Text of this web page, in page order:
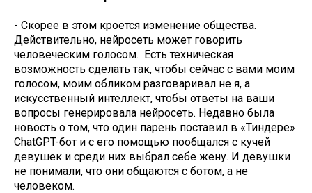
- Скорее в этом кроется изменение общества.
Действительно, нейросеть может говорить
человеческим голосом. Есть техническая
возможность сделать так, чтобы сейчас с вами моим
голосом, моим обликом разговаривал не я, а
искусственный интеллект, чтобы ответы на ваши
вопросы генерировала нейросеть. Недавно была
новость о том, что один парень поставил в «Тиндере»
ChatGPT-бот и с его помощью пообщался с кучей
девушек и среди них выбрал себе жену. И девушки
не понимали, что они общаются с ботом, а не
человеком.